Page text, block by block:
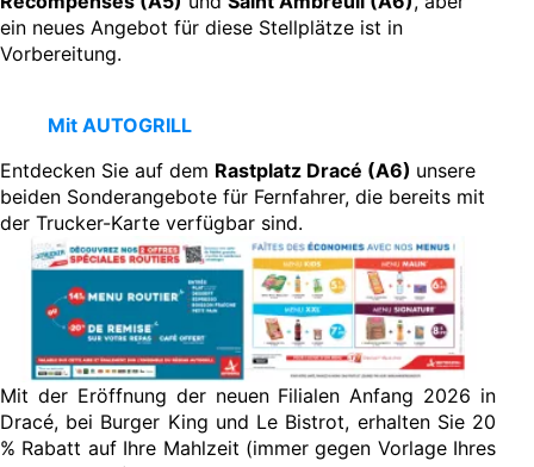
ein neues Angebot für diese Stellplätze ist in
Vorbereitung.
Mit AUTOGRILL
Entdecken Sie auf dem Rastplatz Dracé (A6) unsere
beiden Sonderangebote für Fernfahrer, die bereits mit
der Trucker-Karte verfügbar sind.
Mit der Eröffnung der neuen Filialen Anfang 2026 in
Dracé, bei Burger King und Le Bistrot, erhalten Sie 20
% Rabatt auf Ihre Mahlzeit (immer gegen Vorlage Ihres